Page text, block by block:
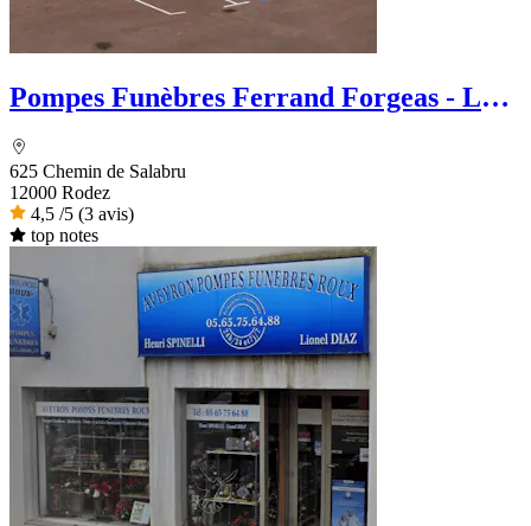
Pompes Funèbres Ferrand Forgeas - Le
625 Chemin de Salabru
12000 Rodez
4,5 /5 (3 avis)
top notes